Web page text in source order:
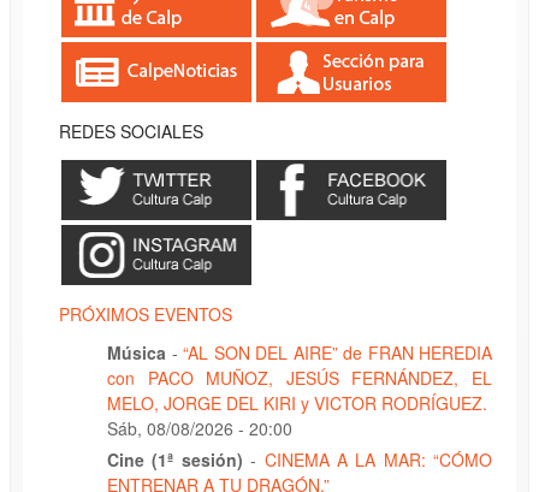
REDES SOCIALES
PRÓXIMOS EVENTOS
Música - “AL SON DEL AIRE” de FRAN HEREDIA
con PACO MUÑOZ, JESÚS FERNÁNDEZ, EL
MELO, JORGE DEL KIRI y VICTOR RODRÍGUEZ.
Sáb, 08/08/2026 - 20:00
Cine (1ª sesión) - CINEMA A LA MAR: “CÓMO
ENTRENAR A TU DRAGÓN.”